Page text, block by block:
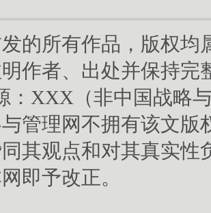
的所有作品，版权
作者、出处并保持完
：XXX（非中国战略
管理网不拥有该文
其观点和对其真实
即予改正。